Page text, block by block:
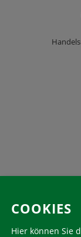
COOKIES
Hier können Sie